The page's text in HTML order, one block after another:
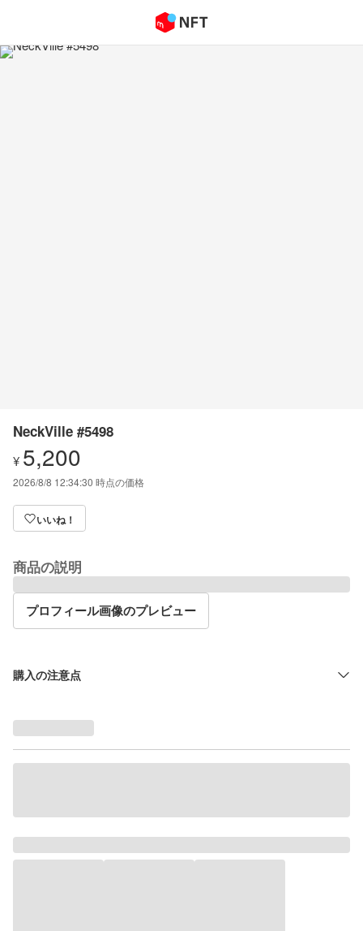
NeckVille #5498
¥ 5,200
2026/8/8 12:34:30 時点の価格
いいね！
商品の説明
プロフィール画像のプレビュー
購入の注意点